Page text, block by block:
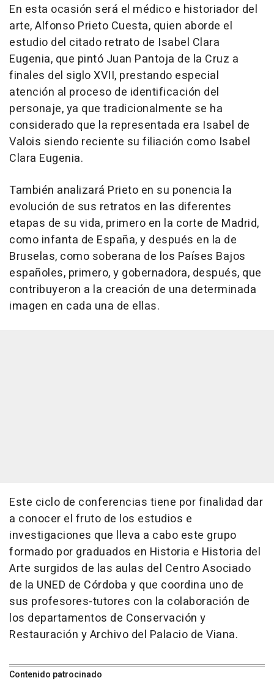
En esta ocasión será el médico e historiador del
arte, Alfonso Prieto Cuesta, quien aborde el
estudio del citado retrato de Isabel Clara
Eugenia, que pintó Juan Pantoja de la Cruz a
finales del siglo XVII, prestando especial
atención al proceso de identificación del
personaje, ya que tradicionalmente se ha
considerado que la representada era Isabel de
Valois siendo reciente su filiación como Isabel
Clara Eugenia.
También analizará Prieto en su ponencia la
evolución de sus retratos en las diferentes
etapas de su vida, primero en la corte de Madrid,
como infanta de España, y después en la de
Bruselas, como soberana de los Países Bajos
españoles, primero, y gobernadora, después, que
contribuyeron a la creación de una determinada
imagen en cada una de ellas.
Este ciclo de conferencias tiene por finalidad dar
a conocer el fruto de los estudios e
investigaciones que lleva a cabo este grupo
formado por graduados en Historia e Historia del
Arte surgidos de las aulas del Centro Asociado
de la UNED de Córdoba y que coordina uno de
sus profesores-tutores con la colaboración de
los departamentos de Conservación y
Restauración y Archivo del Palacio de Viana.
Contenido patrocinado